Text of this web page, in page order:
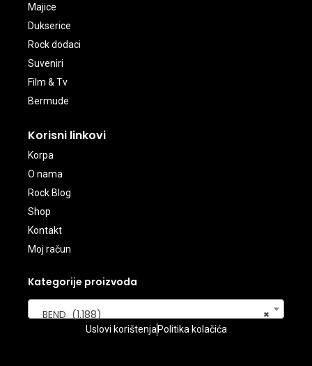
Majice
Dukserice
Rock dodaci
Suveniri
Film & Tv
Bermude
Korisni linkovi
Korpa
O nama
Rock Blog
Shop
Kontakt
Moj račun
Kategorije proizvoda
×
BEND (1.188)
Uslovi korištenja Politika kolačića